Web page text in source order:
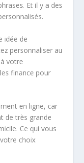
Et il y a des
idée de
personnaliser au
votre
finance pour
en ligne, car
de très grande
Ce qui vous
choix